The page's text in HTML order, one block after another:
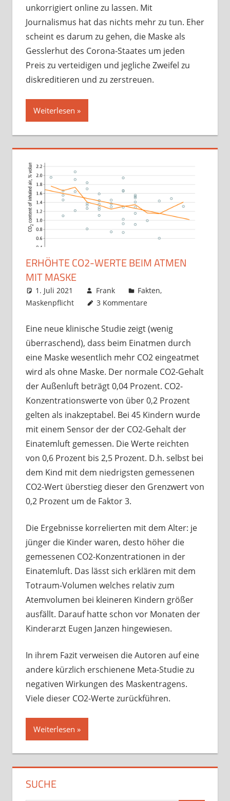
unkorrigiert online zu lassen. Mit
Journalismus hat das nichts mehr zu tun. Eher
scheint es darum zu gehen, die Maske als
Gesslerhut des Corona-Staates um jeden
Preis zu verteidigen und jegliche Zweifel zu
diskreditieren und zu zerstreuen.
Weiterlesen
ERHÖHTE CO2-WERTE BEIM ATMEN
MIT MASKE
1. Juli 2021 Frank Fakten,
Maskenpflicht
3 Kommentare
Eine neue klinische Studie zeigt (wenig
überraschend), dass beim Einatmen durch
eine Maske wesentlich mehr CO2 eingeatmet
wird als ohne Maske. Der normale CO2-Gehalt
der Außenluft beträgt 0,04 Prozent. CO2-
Konzentrationswerte von über 0,2 Prozent
gelten als inakzeptabel. Bei 45 Kindern wurde
mit einem Sensor der der CO2-Gehalt der
Einatemluft gemessen. Die Werte reichten
von 0,6 Prozent bis 2,5 Prozent. D.h. selbst bei
dem Kind mit dem niedrigsten gemessenen
CO2-Wert überstieg dieser den Grenzwert von
0,2 Prozent um de Faktor 3.
Die Ergebnisse korrelierten mit dem Alter: je
jünger die Kinder waren, desto höher die
gemessenen CO2-Konzentrationen in der
Einatemluft. Das lässt sich erklären mit dem
Totraum-Volumen welches relativ zum
Atemvolumen bei kleineren Kindern größer
ausfällt. Darauf hatte schon vor Monaten der
Kinderarzt Eugen Janzen hingewiesen.
In ihrem Fazit verweisen die Autoren auf eine
andere kürzlich erschienene Meta-Studie zu
negativen Wirkungen des Maskentragens.
Viele dieser CO2-Werte zurückführen.
Weiterlesen
SUCHE